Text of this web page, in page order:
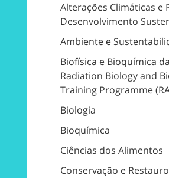
Alterações Climáticas e
Desenvolvimento
Ambiente e
Biofísica e Bioquímica
Radiation Biology and
Training Programme
Biologia
Bioquímica
Ciências dos Alimentos
Conservação e